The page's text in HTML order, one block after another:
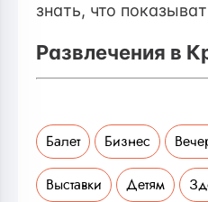
знать, что
Развлечения в
Балет Бизнес
Выставки Детям